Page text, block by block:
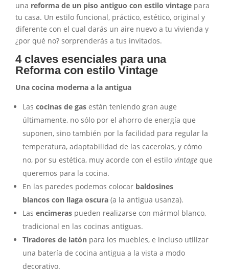
una reforma de un piso antiguo con estilo vintage para
tu casa. Un estilo funcional, práctico, estético, original y
diferente con el cual darás un aire nuevo a tu vivienda y
¿por qué no? sorprenderás a tus invitados.
4 claves esenciales para una
Reforma con estilo Vintage
Una cocina moderna a la antigua
Las cocinas de gas están teniendo gran auge
últimamente, no sólo por el ahorro de energía que
suponen, sino también por la facilidad para regular la
temperatura, adaptabilidad de las cacerolas, y cómo
no, por su estética, muy acorde con el estilo vintage que
queremos para la cocina.
En las paredes podemos colocar baldosines
blancos con llaga oscura (a la antigua usanza).
Las encimeras pueden realizarse con mármol blanco,
tradicional en las cocinas antiguas.
Tiradores de latón para los muebles, e incluso utilizar
una batería de cocina antigua a la vista a modo
decorativo.